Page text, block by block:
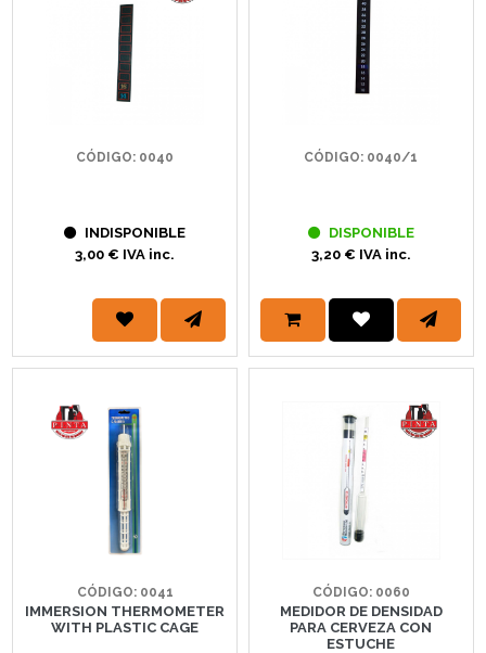
CÓDIGO: 0040
INDISPONIBLE
3,00 € IVA inc.
CÓDIGO: 0040/1
DISPONIBLE
3,20 € IVA inc.
CÓDIGO: 0041
IMMERSION THERMOMETER
WITH PLASTIC CAGE
CÓDIGO: 0060
MEDIDOR DE DENSIDAD
PARA CERVEZA CON
ESTUCHE